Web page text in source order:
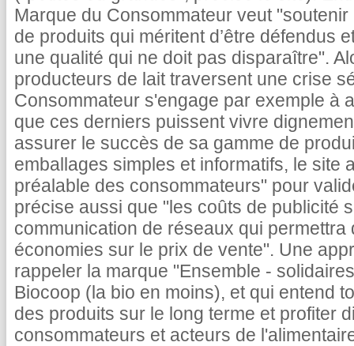
Marque du Consommateur veut
de produits qui méritent d’être défendus
une qualité qui ne doit pas disparaître".
producteurs de lait traversent une crise
Consommateur s'engage par exemple à
que ces derniers puissent vivre
assurer le succès de sa gamme de
emballages simples et informatifs, le site
préalable des consommateurs" pour
précise aussi que "les coûts de publicité
communication de réseaux qui permettra
économies sur le prix de vente". Une
rappeler la marque "Ensemble -
Biocoop (la bio en moins), et qui entend
des produits sur le long terme et profiter
consommateurs et acteurs de